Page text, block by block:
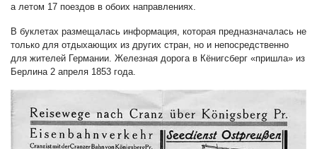
а летом 17 поездов в обоих направлениях.
В буклетах размещалась информация, которая предназначалась не
только для отдыхающих из других стран, но и непосредственно
для жителей Германии. Железная дорога в Кёнигсберг «пришла» из
Берлина 2 апреля 1853 года.